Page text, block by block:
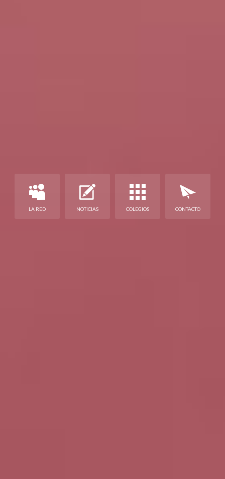
LA RED NOTICIAS COLEGIOS CONTACTO